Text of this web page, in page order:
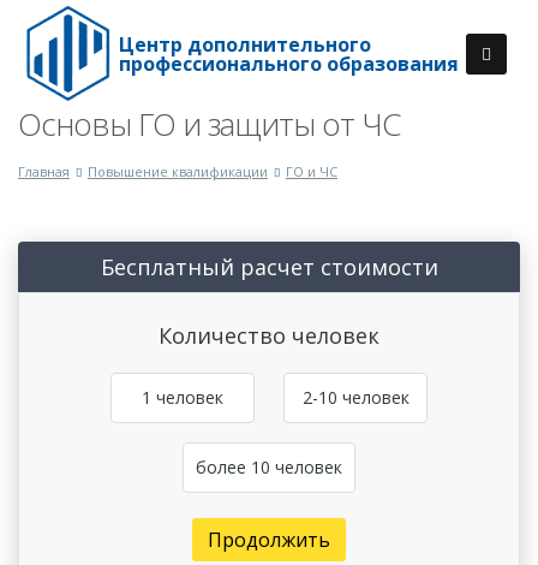
Центр дополнительного
профессионального образования
Основы ГО и защиты от ЧС
Главная Повышение квалификации ГО и ЧС
Бесплатный расчет стоимости
Количество человек
1 человек 2-10 человек
более 10 человек
Продолжить